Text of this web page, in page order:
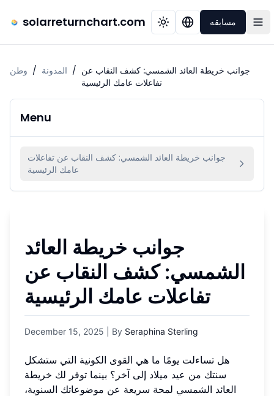
solarreturnchart.com مسابقه
وطن / المدونة / جوانب خريطة العائد الشمسي: كشف النقاب عن
تفاعلات عامك الرئيسية
Menu
جوانب خريطة العائد الشمسي: كشف النقاب عن تفاعلات
عامك الرئيسية
جوانب خريطة العائد
الشمسي: كشف النقاب عن
تفاعلات عامك الرئيسية
December 15, 2025 | By Seraphina Sterling
هل تساءلت يومًا ما هي القوى الكونية التي ستشكل
سنتك من عيد ميلاد إلى آخر؟ بينما توفر لك خريطة
العائد الشمسي لمحة سريعة عن موضوعاتك السنوية،